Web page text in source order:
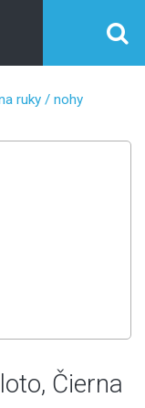
ruky / nohy
Čierna